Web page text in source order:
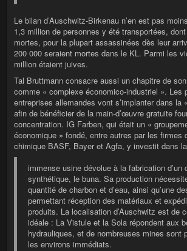
Le bilan d’Auschwitz-Birkenau n’en est pas
1,3 million de personnes y été transportées,
mortes, pour la plupart assassinées dès leur
200 000 seraient mortes dans le KL. Parmi les
million étaient juives.
Tal Bruttmann consacre aussi un chapitre de
comme « complexe économico-industriel ». Les
entreprises allemandes vont s’implanter dans la
afin de bénéficier de la main-d’œuvre gratuite
concentration. IG Farben, qui était un «
économique » fondé, entre autres par les firmes
chimique BASF, Bayer et Agfa, y investit dans
immense usine dévolue à la fabrication d’un
synthétique, le buna. Sa production
quantité de charbon et d’eau, ainsi qu’une
permettant réception des matériaux et
produits. La localisation d’Auschwitz est de
idéale : La Vistule et la Sola répondent aux
hydrauliques, et de nombreuses mines sont
les environs immédiats.